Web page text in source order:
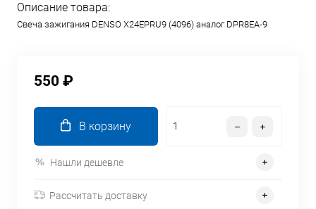
Описание товара:
Свеча зажигания DENSO X24EPRU9 (4096) аналог DPR8EA-9
550 ₽
В корзину
Нашли дешевле
Рассчитать доставку